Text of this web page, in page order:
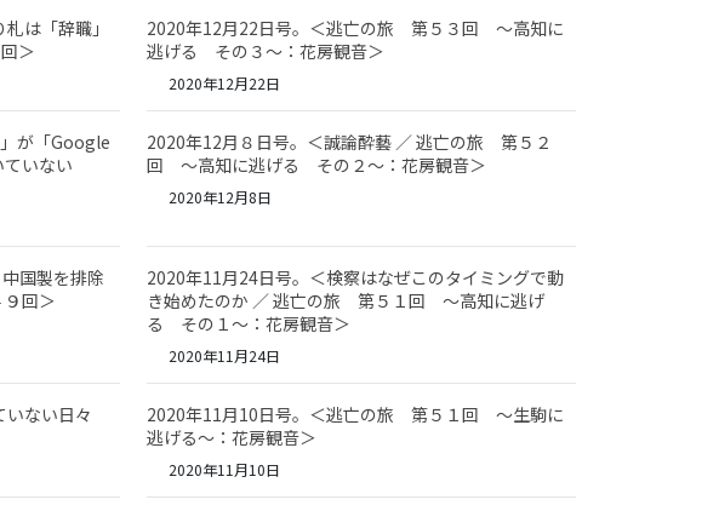
は「辞職」
＞
2020年12月22日号。＜逃亡の旅 第５３回 ～高知に
逃げる その３～：花房観音＞
2020年12月22日
が「Google
いない
2020年12月８日号。＜誠論酔藝 ／ 逃亡の旅 第５２
回 ～高知に逃げる その２～：花房観音＞
2020年12月8日
国製を排除
回＞
2020年11月24日号。＜検察はなぜこのタイミングで動
き始めたのか ／ 逃亡の旅 第５１回 ～高知に逃げ
る その１～：花房観音＞
2020年11月24日
いない日々
2020年11月10日号。＜逃亡の旅 第５１回 ～生駒に
逃げる～：花房観音＞
2020年11月10日